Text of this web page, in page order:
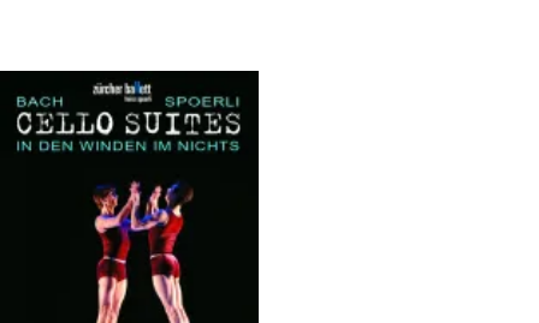
was:
18,08€.
is:
12,65€.